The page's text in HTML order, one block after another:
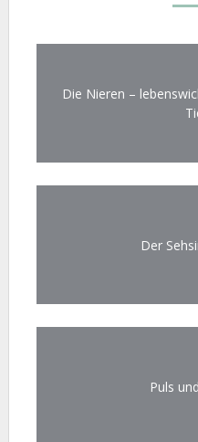
Die Nieren –
Der
Puls